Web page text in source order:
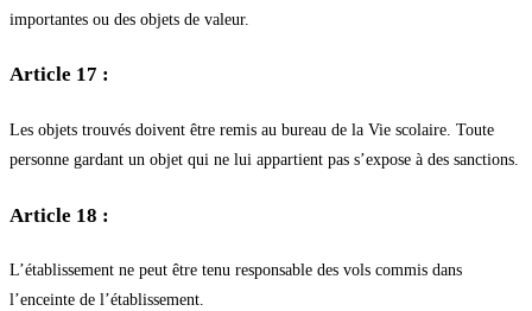
importantes ou des objets de valeur.
Article 17 :
Les objets trouvés doivent être remis au bureau de la Vie scolaire. Toute
personne gardant un objet qui ne lui appartient pas s’expose à des sanctions.
Article 18 :
L’établissement ne peut être tenu responsable des vols commis dans
l’enceinte de l’établissement.